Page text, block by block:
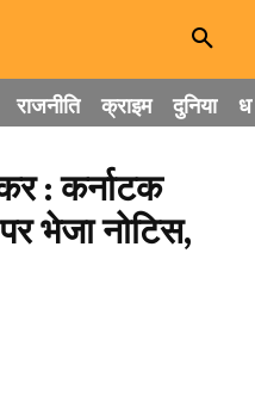
राजनीति क्राइम दुनिया
: कर्नाटक
भेजा नोटिस,